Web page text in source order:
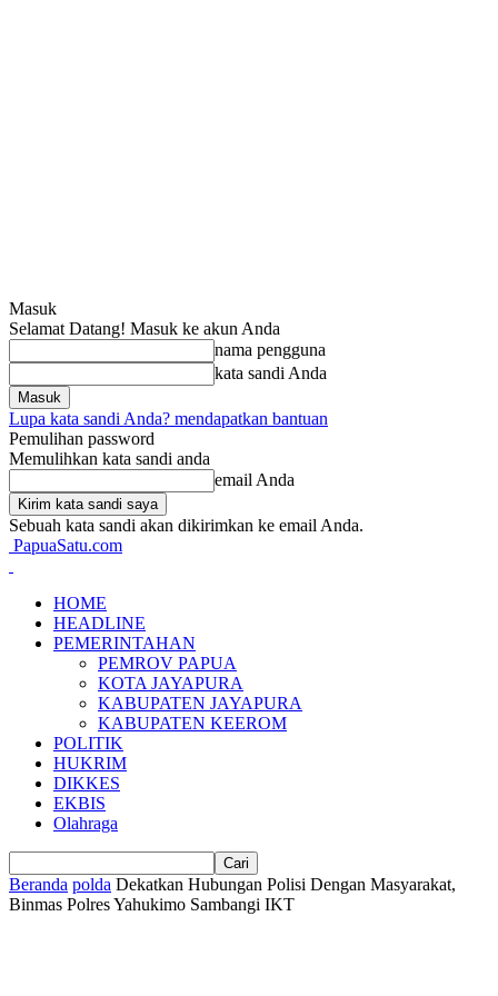
Masuk
Selamat Datang! Masuk ke akun Anda
nama pengguna
kata sandi Anda
Lupa kata sandi Anda? mendapatkan bantuan
Pemulihan password
Memulihkan kata sandi anda
email Anda
Sebuah kata sandi akan dikirimkan ke email Anda.
PapuaSatu.com
HOME
HEADLINE
PEMERINTAHAN
PEMROV PAPUA
KOTA JAYAPURA
KABUPATEN JAYAPURA
KABUPATEN KEEROM
POLITIK
HUKRIM
DIKKES
EKBIS
Olahraga
Beranda polda Dekatkan Hubungan Polisi Dengan Masyarakat,
Binmas Polres Yahukimo Sambangi IKT